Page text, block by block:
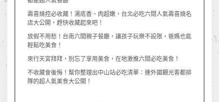
壽喜燒控必收藏！湯底香、肉超嫩，台北必吃六間人氣壽喜燒名
店大公開，趕快收藏起來吧！
放假不用愁！台南六間親子餐廳，讓孩子玩樂不設限，爸媽也能
輕鬆吃美食！
來行天宮拜拜，別忘了享用美食，在地激推六間必吃美食！
不收藏會後悔！幫你整理出中山站必吃清單：連外國觀光客都排
隊的超人氣美食大公開！